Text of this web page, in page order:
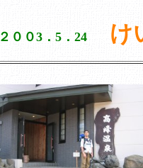
２００3．5．24 け